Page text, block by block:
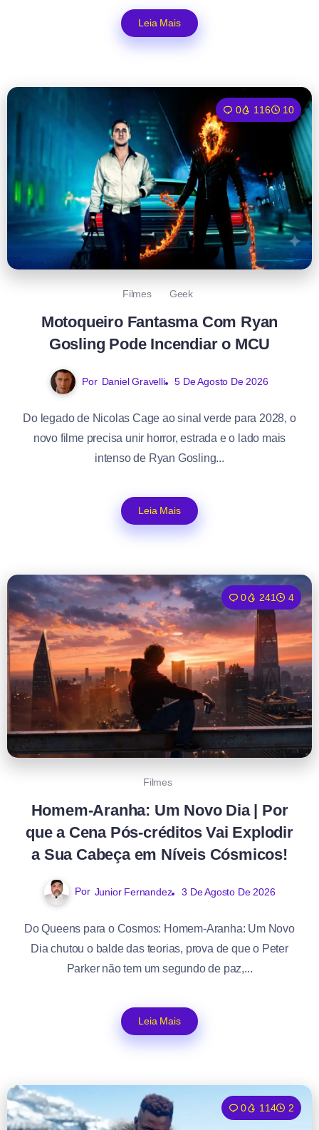
Leia Mais
0 116 10
Filmes Geek
Motoqueiro Fantasma Com Ryan
Gosling Pode Incendiar o MCU
Por Daniel Gravelli 5 De Agosto De 2026
Do legado de Nicolas Cage ao sinal verde para 2028, o
novo filme precisa unir horror, estrada e o lado mais
intenso de Ryan Gosling...
Leia Mais
0 241 4
Filmes
Homem-Aranha: Um Novo Dia | Por
que a Cena Pós-créditos Vai Explodir
a Sua Cabeça em Níveis Cósmicos!
Por Junior Fernandez 3 De Agosto De 2026
Do Queens para o Cosmos: Homem-Aranha: Um Novo
Dia chutou o balde das teorias, prova de que o Peter
Parker não tem um segundo de paz,...
Leia Mais
0 114 2